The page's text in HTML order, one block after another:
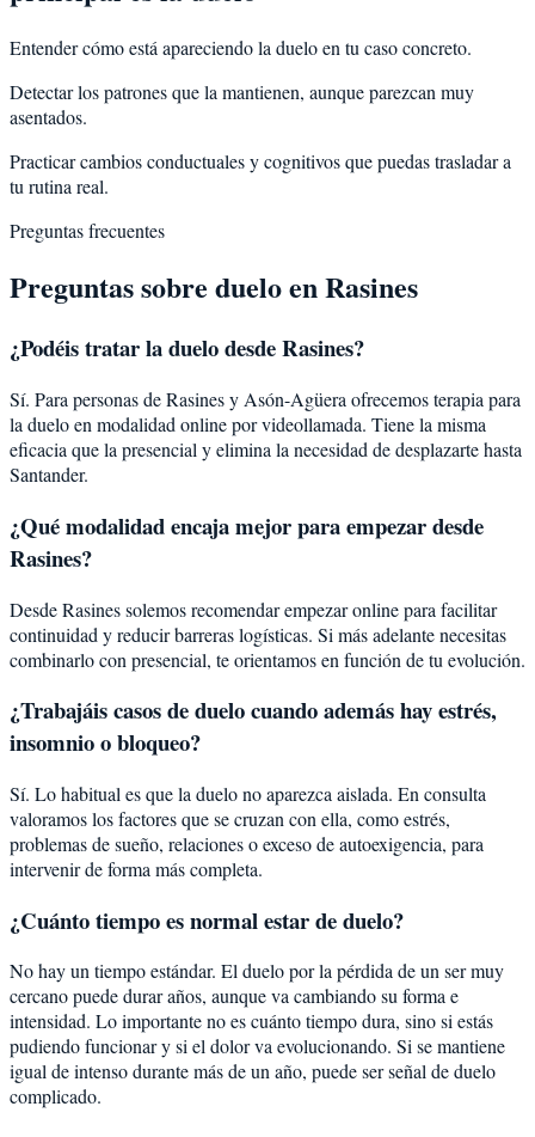
Entender cómo está apareciendo la duelo en tu caso concreto.
Detectar los patrones que la mantienen, aunque parezcan muy
asentados.
Practicar cambios conductuales y cognitivos que puedas trasladar a
tu rutina real.
Preguntas frecuentes
Preguntas sobre dueloenRasines
¿Podéis tratar laduelodesdeRasines?
Sí. Para personas de Rasines y Asón-Agüera ofrecemos terapia para
la duelo en modalidad online por videollamada. Tiene la misma
eficacia que la presencial y elimina la necesidad de desplazarte hasta
Santander.
¿Qué modalidad encaja mejor para empezar desde
Rasines?
Desde Rasines solemos recomendar empezar online para facilitar
continuidad y reducir barreras logísticas. Si más adelante necesitas
combinarlo con presencial, te orientamos en función de tu evolución.
¿Trabajáis casos de duelo cuando además hay estrés,
insomnio o bloqueo?
Sí. Lo habitual es que la duelo no aparezca aislada. En consulta
valoramos los factores que se cruzan con ella, como estrés,
problemas de sueño, relaciones o exceso de autoexigencia, para
intervenir de forma más completa.
¿Cuánto tiempo es normal estar de duelo?
No hay un tiempo estándar. El duelo por la pérdida de un ser muy
cercano puede durar años, aunque va cambiando su forma e
intensidad. Lo importante no es cuánto tiempo dura, sino si estás
pudiendo funcionar y si el dolor va evolucionando. Si se mantiene
igual de intenso durante más de un año, puede ser señal de duelo
complicado.